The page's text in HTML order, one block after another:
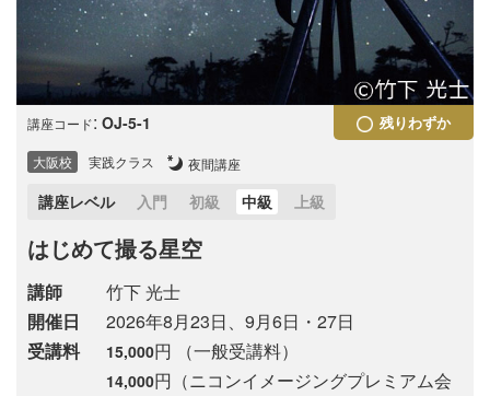
講座コード: OJ-5-1 残りわずか
大阪校 実践クラス 夜間講座
講座レベル 入門 初級 中級 上級
はじめて撮る星空
講師
竹下 光士
開催日
2026年8月23日、9月6日・27日
受講料
15,000円 （一般受講料）
14,000円（ニコンイメージングプレミアム会